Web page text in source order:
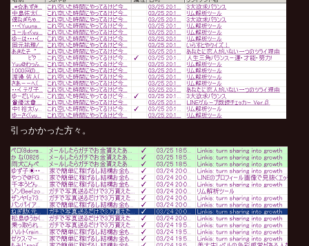
引っかかった方々。